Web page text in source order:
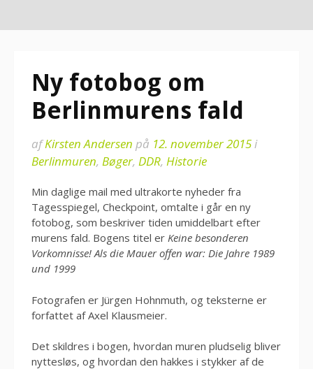
Ny fotobog om
Berlinmurens fald
afKirsten Andersen på 12. november 2015i
Berlinmuren, Bøger, DDR, Historie
Min daglige mail med ultrakorte nyheder fra
Tagesspiegel, Checkpoint, omtalte i går en ny
fotobog, som beskriver tiden umiddelbart efter
murens fald. Bogens titel er Keine besonderen
Vorkomnisse! Als die Mauer offen war: Die Jahre 1989
und 1999
Fotografen er Jürgen Hohnmuth, og teksterne er
forfattet af Axel Klausmeier.
Det skildres i bogen, hvordan muren pludselig bliver
nyttesløs, og hvordan den hakkes i stykker af de